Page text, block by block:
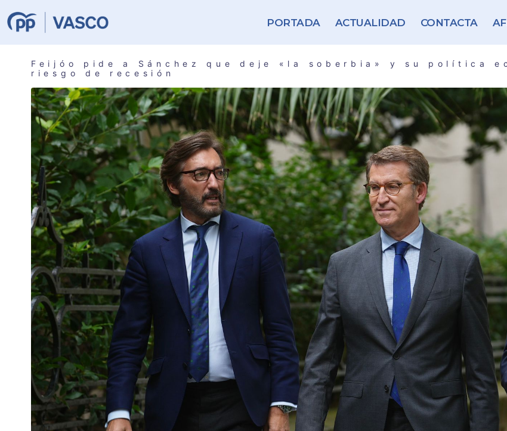
PORTADA ACTUALIDAD CONTACTA
Feijóo pide a Sánchez que deje «la soberbia» y su política
riesgo de recesión